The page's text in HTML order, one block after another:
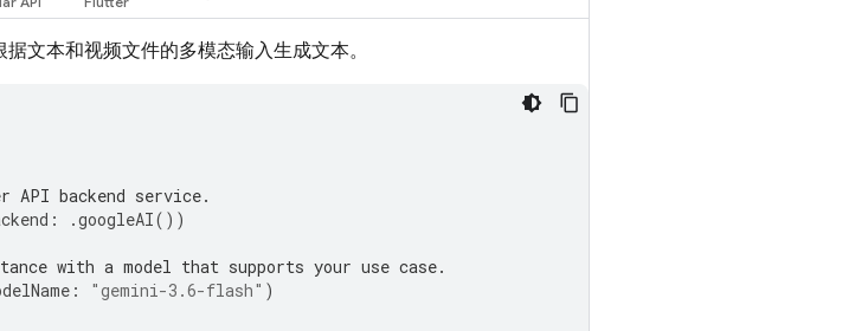
据文本和视频文件的多模态输入生成文本。
backend service.
: .googleAI())
with a model that supports your use case.
: "gemini-3.6-flash" )